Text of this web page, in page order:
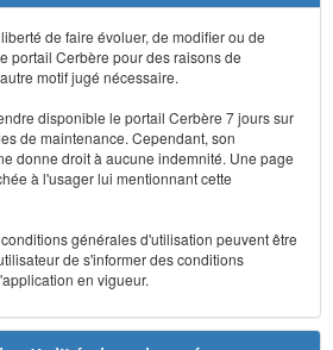
de faire évoluer, de modifier ou de
portail Cerbère pour des raisons de
motif jugé nécessaire.
disponible le portail Cerbère 7 jours sur
de maintenance. Cependant, son
donne droit à aucune indemnité. Une page
à l'usager lui mentionnant cette
générales d'utilisation peuvent être
de s'informer des conditions
en vigueur.